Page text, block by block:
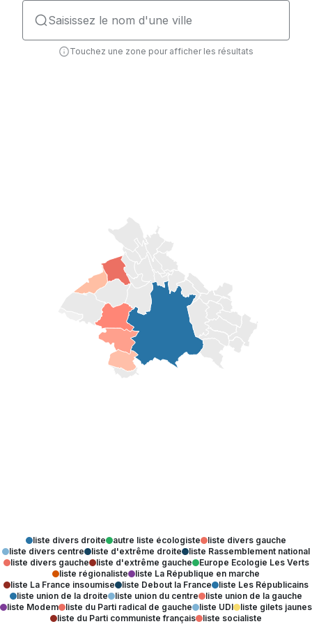
Touchez une zone pour afficher les résultats
liste divers droite autre liste écologiste
liste divers gauche
liste divers centre
liste d'extrême droite
liste Rassemblement national
liste divers gauche
liste d'extrême gauche
Europe Ecologie Les Verts
liste régionaliste
liste La République en marche
liste La France insoumise
liste Debout la France
liste Les Républicains
liste union de la droite
liste union du centre
liste union de la gauche
liste Modem
liste du Parti radical de gauche liste UDI
liste gilets jaunes
liste du Parti communiste français
liste socialiste